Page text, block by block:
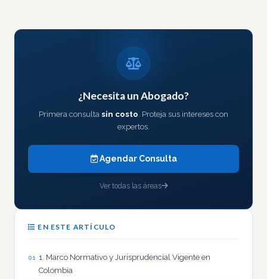
¿Necesita un Abogado?
Primera consulta sin costo. Proteja sus intereses con
expertos.
Agendar Consulta
Ver todas las áreas
EN ESTE ARTÍCULO
1. Marco Normativo y Jurisprudencial Vigente en
Colombia